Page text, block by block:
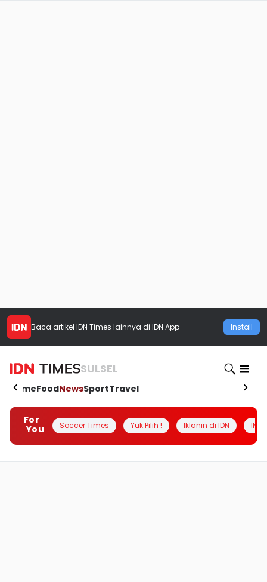
Baca artikel IDN Times lainnya di IDN App Install
SULSEL
HomeFoodNewsSportTravel
For
You
Soccer Times Yuk Pilih ! Iklanin di IDN